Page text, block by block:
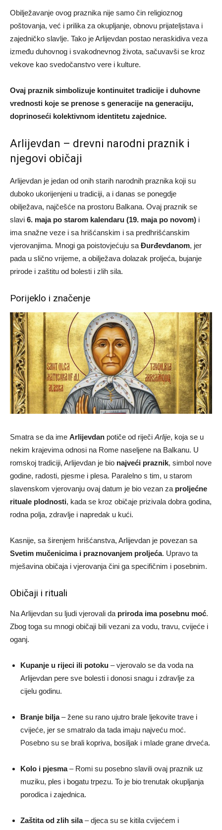
Obilježavanje ovog praznika nije samo čin religioznog
poštovanja, već i prilika za okupljanje, obnovu prijateljstava i
zajedničko slavlje. Tako je Arlijevdan postao neraskidiva veza
između duhovnog i svakodnevnog života, sačuvavši se kroz
vekove kao svedočanstvo vere i kulture.
Ovaj praznik simbolizuje kontinuitet tradicije i duhovne
vrednosti koje se prenose s generacije na generaciju,
doprinoseći kolektivnom identitetu zajednice.
Arlijevdan – drevni narodni praznik i
njegovi običaji
Arlijevdan je jedan od onih starih narodnih praznika koji su
duboko ukorijenjeni u tradiciji, a i danas se ponegdje
obilježava, najčešće na prostoru Balkana. Ovaj praznik se
slavi 6. maja po starom kalendaru (19. maja po novom) i
ima snažne veze i sa hrišćanskim i sa predhrišćanskim
vjerovanjima. Mnogi ga poistovjećuju sa Đurđevdanom, jer
pada u slično vrijeme, a obilježava dolazak proljeća, bujanje
prirode i zaštitu od bolesti i zlih sila.
Porijeklo i značenje
Smatra se da ime Arlijevdan potiče od riječi Arlije, koja se u
nekim krajevima odnosi na Rome naseljene na Balkanu. U
romskoj tradiciji, Arlijevdan je bio najveći praznik, simbol nove
godine, radosti, pjesme i plesa. Paralelno s tim, u starom
slavenskom vjerovanju ovaj datum je bio vezan za proljećne
rituale plodnosti, kada se kroz običaje prizivala dobra godina,
rodna polja, zdravlje i napredak u kući.
Kasnije, sa širenjem hrišćanstva, Arlijevdan je povezan sa
Svetim mučenicima i praznovanjem proljeća. Upravo ta
mješavina običaja i vjerovanja čini ga specifičnim i posebnim.
Običaji i rituali
Na Arlijevdan su ljudi vjerovali da priroda ima posebnu moć.
Zbog toga su mnogi običaji bili vezani za vodu, travu, cvijeće i
oganj.
Kupanje u rijeci ili potoku – vjerovalo se da voda na
Arlijevdan pere sve bolesti i donosi snagu i zdravlje za
cijelu godinu.
Branje bilja– žene su rano ujutro brale ljekovite trave i
cvijeće, jer se smatralo da tada imaju najveću moć.
Posebno su se brali kopriva, bosiljak i mlade grane drveća.
Kolo i pjesma– Romi su posebno slavili ovaj praznik uz
muziku, ples i bogatu trpezu. To je bio trenutak okupljanja
porodica i zajednica.
Zaštita od zlih sila– djeca su se kitila cvijećem i